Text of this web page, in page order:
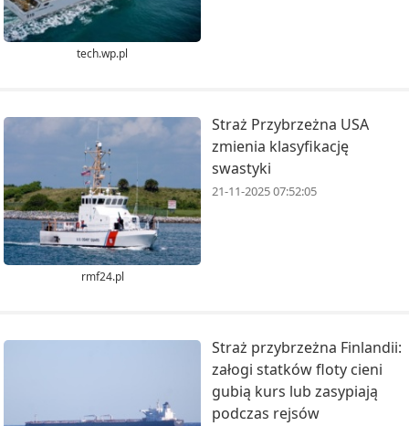
tech.wp.pl
rmf24.pl
Straż Przybrzeżna USA
zmienia klasyfikację
swastyki
21-11-2025 07:52:05
Straż przybrzeżna Finlandii:
załogi statków floty cieni
gubią kurs lub zasypiają
podczas rejsów